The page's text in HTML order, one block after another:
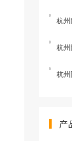
杭州
杭州阳
杭州阳
产